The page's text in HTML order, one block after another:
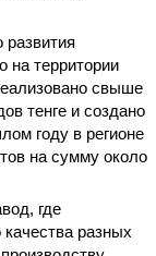
развития
на территории
свыше
тенге и создано
году в регионе
на сумму около
где
качества разных